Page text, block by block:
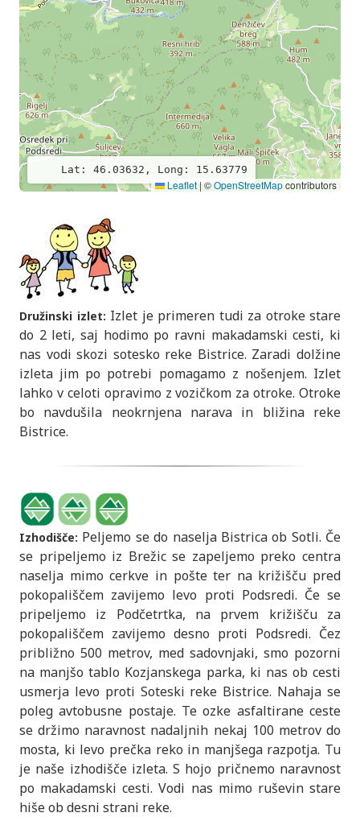
Lat: 46.03632, Long: 15.63779
Leaflet| ©OpenStreetMapcontributors
Družinski izlet: Izlet je primeren tudi za otroke stare
do 2 leti, saj hodimo po ravni makadamski cesti, ki
nas vodi skozi sotesko reke Bistrice. Zaradi dolžine
izleta jim po potrebi pomagamo z nošenjem. Izlet
lahko v celoti opravimo z vozičkom za otroke. Otroke
bo navdušila neokrnjena narava in bližina reke
Bistrice.
Izhodišče: Peljemo se do naselja Bistrica ob Sotli. Če
se pripeljemo iz Brežic se zapeljemo preko centra
naselja mimo cerkve in pošte ter na križišču pred
pokopališčem zavijemo levo proti Podsredi. Če se
pripeljemo iz Podčetrtka, na prvem križišču za
pokopališčem zavijemo desno proti Podsredi. Čez
približno 500 metrov, med sadovnjaki, smo pozorni
na manjšo tablo Kozjanskega parka, ki nas ob cesti
usmerja levo proti Soteski reke Bistrice. Nahaja se
poleg avtobusne postaje. Te ozke asfaltirane ceste
se držimo naravnost nadaljnih nekaj 100 metrov do
mosta, ki levo prečka reko in manjšega razpotja. Tu
je naše izhodišče izleta. S hojo pričnemo naravnost
po makadamski cesti. Vodi nas mimo ruševin stare
hiše ob desni strani reke.